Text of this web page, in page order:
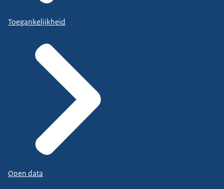
Toegankelijkheid
Open data